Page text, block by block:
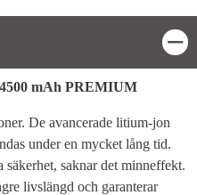
mAh PREMIUM
De avancerade litium-jon
under en mycket lång tid.
saknar det minneffekt.
livslängd och garanterar